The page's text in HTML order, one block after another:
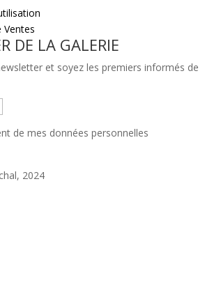
Ventes
DE LA GALERIE
et soyez les premiers informés de
de mes données personnelles
2024